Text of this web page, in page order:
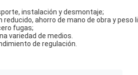
instalación y desmontaje;
ahorro de mano de obra y peso
fugas;
variedad de medios.
de regulación.